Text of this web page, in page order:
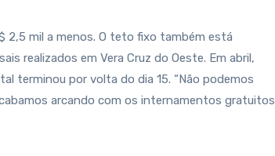
2,5 mil a menos. O teto fixo também está
realizados em Vera Cruz do Oeste. Em abril,
terminou por volta do dia 15. “Não podemos
arcando com os internamentos gratuitos